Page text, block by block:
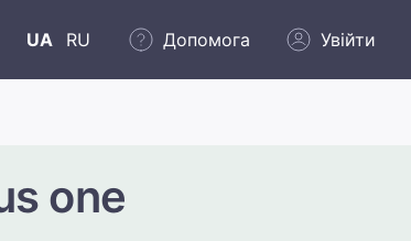
UA RU Допомога Увійти
one